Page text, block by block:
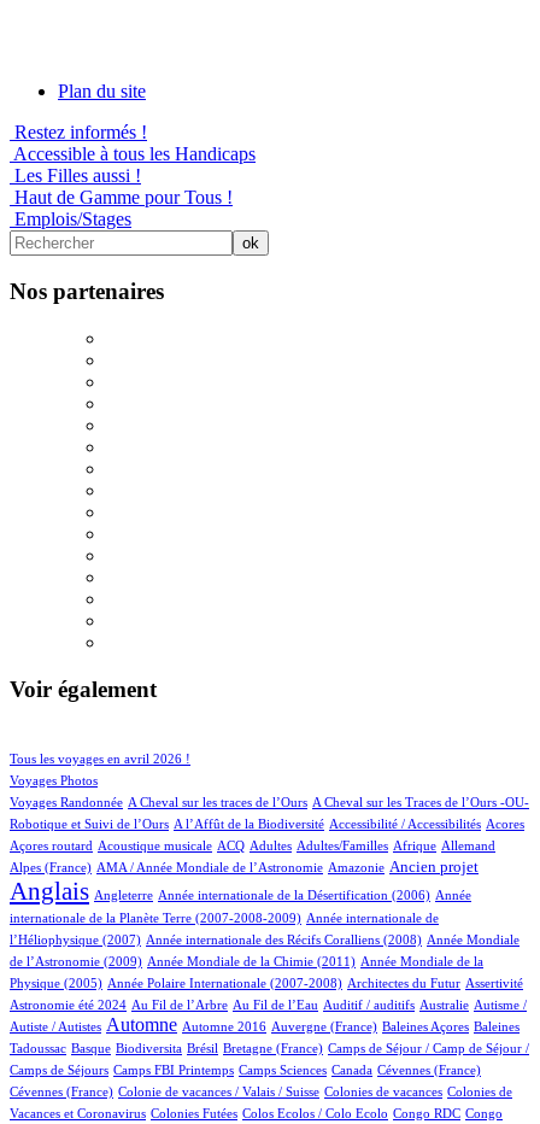
Plan du site
Restez informés !
Accessible à tous les Handicaps
Les Filles aussi !
Haut de Gamme pour Tous !
Emplois/Stages
Nos partenaires
Voir également
Tous les voyages en avril 2026 !
69/523
Voyages Photos
56/523
Voyages Randonnée
4/523 A Cheval sur les traces de l’Ours
4/523
A Cheval sur les Traces de l’Ours -OU-
Robotique et Suivi de l’Ours
2/523 A l’Affût de la Biodiversité
1/523 Accessibilité / Accessibilités
2/523 Acores
1/523
Açores routard
1/523 Acoustique musicale
31/523 ACQ
18/523 Adultes
13/523 Adultes/Familles
2/523 Afrique
20/523 Allemand
16/523
Alpes (France)
11/523 AMA / Année Mondiale de l’Astronomie
2/523 Amazonie
176/523 Ancien projet
401/523
Anglais
66/523 Angleterre
6/523 Année internationale de la Désertification (2006)
13/523
Année
internationale de la Planète Terre (2007-2008-2009)
4/523
Année internationale de
l’Héliophysique (2007)
1/523 Année internationale des Récifs Coralliens (2008)
11/523
Année Mondiale
de l’Astronomie (2009)
2/523 Année Mondiale de la Chimie (2011)
14/523
Année Mondiale de la
Physique (2005)
5/523 Année Polaire Internationale (2007-2008)
2/523 Architectes du Futur
1/523 Assertivité
11/523
Astronomie été 2024
11/523 Au Fil de l’Arbre
6/523 Au Fil de l’Eau
1/523 Auditif / auditifs
1/523 Australie
1/523
Autisme /
Autiste / Autistes
236/523 Automne
3/523 Automne 2016
5/523 Auvergne (France)
1/523 Baleines Açores
2/523
Baleines
Tadoussac
1/523 Basque
49/523 Biodiversita
1/523 Brésil
9/523 Bretagne (France)
33/523
Camps de Séjour / Camp de Séjour /
Camps de Séjours
1/523 Camps FBI Printemps
4/523 Camps Sciences
4/523 Canada
2/523 Cévennes (France)
1/523
Cévennes (France)
1/523 Colonie de vacances / Valais / Suisse
2/523 Colonies de vacances
3/523
Colonies de
Vacances et Coronavirus
1/523 Colonies Futées
1/523 Colos Ecolos / Colo Ecolo
1/523 Congo RDC
2/523
Congo